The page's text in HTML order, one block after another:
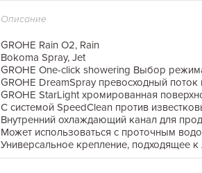
Описание
GROHE Rain O2, Rain
Bokoma Spray, Jet
GROHE One-click showering Выбор
GROHE DreamSpray превосходный поток
GROHE StarLight хромированная
С системой SpeedClean против
Внутренний охлаждающий канал для
Может использоваться с проточным
Универсальное крепление, подходящее